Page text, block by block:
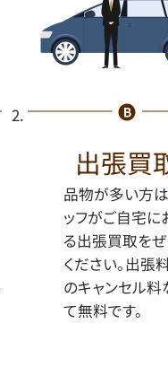
出張買
品物が多い方
ッフがご自宅に
る出張買取を
ください。出張
のキャンセル料
て無料です。